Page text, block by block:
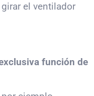
el ventilador
función de